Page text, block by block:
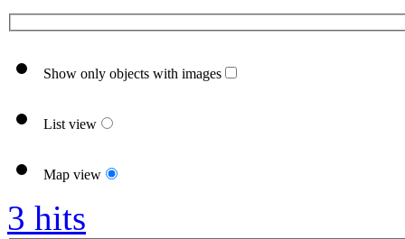
Show only objects with images
List view
Map view
3 hits